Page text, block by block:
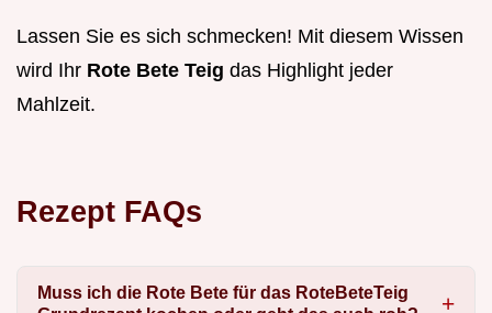
Lassen Sie es sich schmecken! Mit diesem Wissen
wird Ihr Rote Bete Teig das Highlight jeder
Mahlzeit.
Rezept FAQs
Muss ich die Rote Bete für das RoteBeteTeig